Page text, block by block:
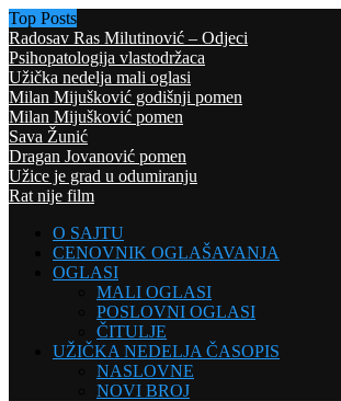
Top Posts
Radosav Ras Milutinović – Odjeci
Psihopatologija vlastodržaca
Užička nedelja mali oglasi
Milan Mijušković godišnji pomen
Milan Mijušković pomen
Sava Žunić
Dragan Jovanović pomen
Užice je grad u odumiranju
Rat nije film
O SAJTU
CENOVNIK OGLAŠAVANJA
OGLASI
MALI OGLASI
POSLOVNI OGLASI
ČITULJE
UŽIČKA NEDELJA ČASOPIS
NASLOVNE
NOVI BROJ